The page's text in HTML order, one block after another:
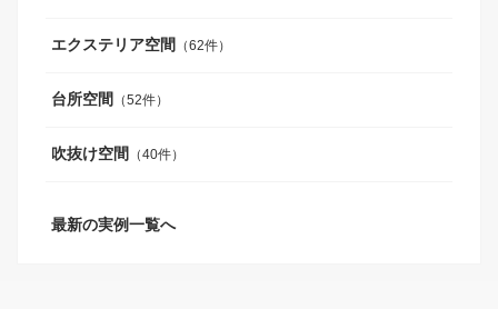
エクステリア空間 （62件）
台所空間 （52件）
吹抜け空間 （40件）
最新の実例一覧へ